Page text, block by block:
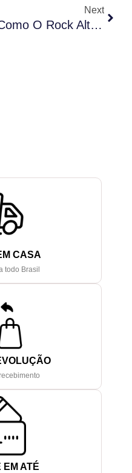
Next
Como O Rock Alternativo Abraçou A Estética De Caveiras
CASA
todo Brasil
EM ATÉ